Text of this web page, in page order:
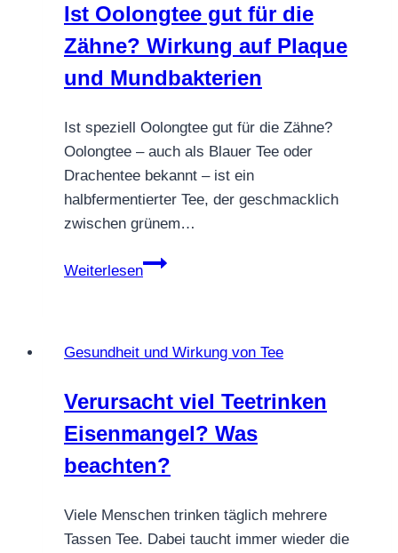
was
ist
möglich?
Ist Oolongtee gut für die
Zähne? Wirkung auf Plaque
und Mundbakterien
Ist speziell Oolongtee gut für die Zähne?
Oolongtee – auch als Blauer Tee oder
Drachentee bekannt – ist ein
halbfermentierter Tee, der geschmacklich
zwischen grünem…
Weiterlesen
Ist
die
Wirkung
auf
und
Gesundheit und Wirkung von Tee
Verursacht viel Teetrinken
Eisenmangel? Was
beachten?
Viele Menschen trinken täglich mehrere
Tassen Tee. Dabei taucht immer wieder die